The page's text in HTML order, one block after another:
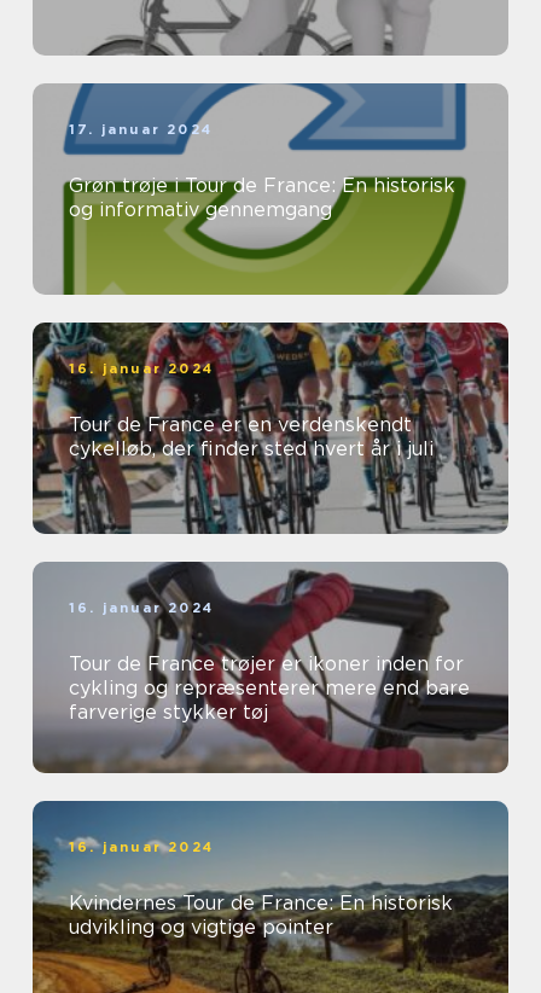
17. januar 2024
Grøn trøje i Tour de France: En historisk
og informativ gennemgang
16. januar 2024
Tour de France er en verdenskendt
cykelløb, der finder sted hvert år i juli
16. januar 2024
Tour de France trøjer er ikoner inden for
cykling og repræsenterer mere end bare
farverige stykker tøj
16. januar 2024
Kvindernes Tour de France: En historisk
udvikling og vigtige pointer